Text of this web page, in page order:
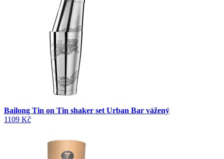
Bailong Tin on Tin shaker set Urban Bar vážený
1109 Kč